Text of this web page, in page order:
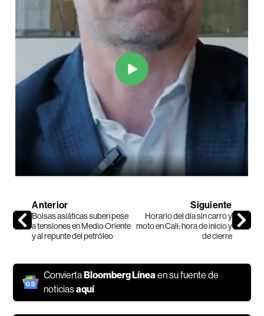
Anterior
Bolsas asiáticas suben pese
a tensiones en Medio Oriente
y al repunte del petróleo
Siguiente
Horario del día sin carro y
moto en Cali: hora de inicio y
de cierre
ConviertaBloomberg Líneaen su fuente de
noticiasaquí